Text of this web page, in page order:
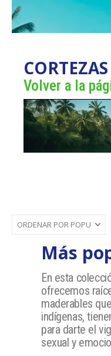
Volver a la
Más
En esta
ofrecemos
maderables
indígenas,
para darte el
sexual y